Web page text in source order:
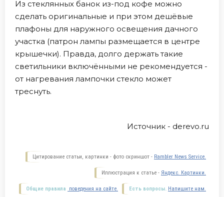
Из стеклянных банок из-под кофе можно
сделать оригинальные и при этом дешёвые
плафоны для наружного освещения дачного
участка (патрон лампы размещается в центре
крышечки). Правда, долго держать такие
светильники включёнными не рекомендуется -
от нагревания лампочки стекло может
треснуть.
Источник - derevo.ru
Цитирование статьи, картинки - фото скриншот - Rambler News Service.
Иллюстрация к статье - Яндекс. Картинки.
Есть вопросы. Напишите нам.
Общие правила поведения на сайте.